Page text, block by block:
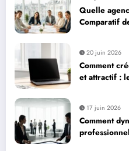
Quelle
Comparatif
20 juin 2026
Comment
et attractif :
17 juin 2026
Comment